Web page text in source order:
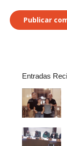
Publicar
Entradas